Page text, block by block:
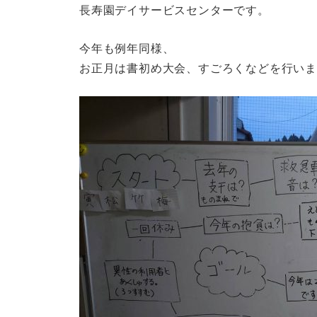
長寿園デイサービスセンターです。
今年も例年同様、
お正月は書初め大会、すごろくなどを行い